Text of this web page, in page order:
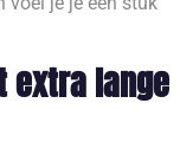
extra lange